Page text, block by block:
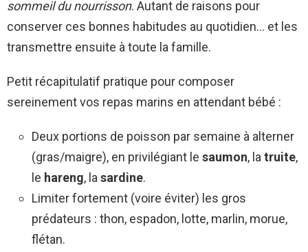
sommeil du nourrisson. Autant de raisons pour
conserver ces bonnes habitudes au quotidien… et les
transmettre ensuite à toute la famille.
Petit récapitulatif pratique pour composer
sereinement vos repas marins en attendant bébé :
Deux portions de poisson par semaine à alterner
(gras/maigre), en privilégiant le saumon, la truite,
le hareng, la sardine.
Limiter fortement (voire éviter) les gros
prédateurs : thon, espadon, lotte, marlin, morue,
flétan.